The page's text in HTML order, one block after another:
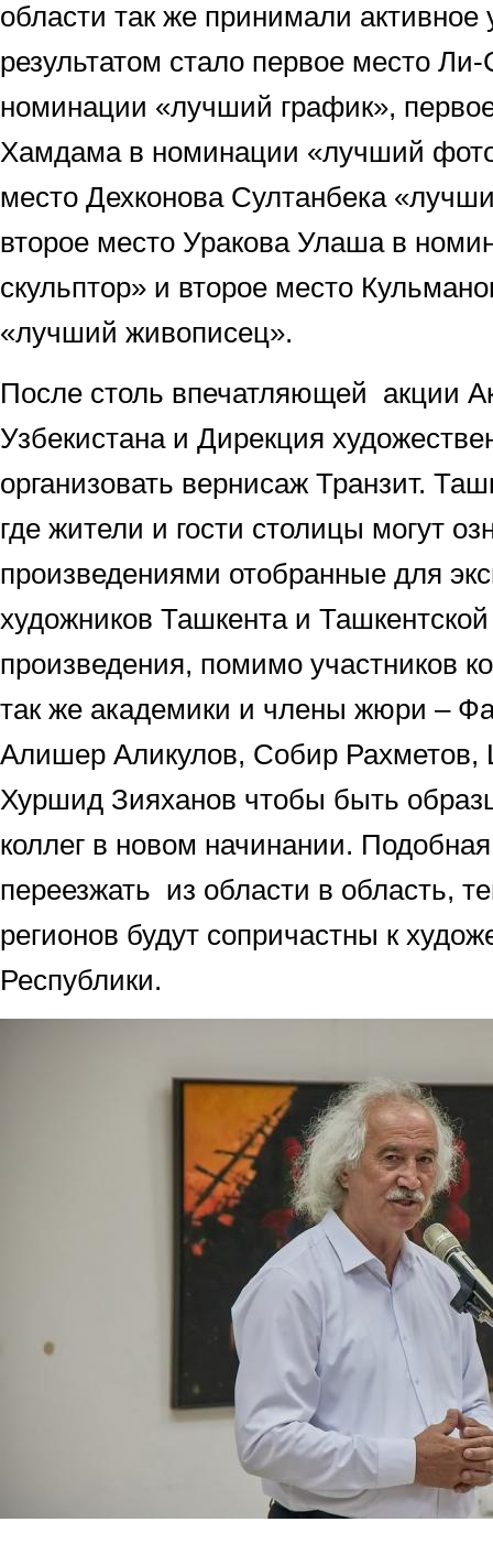
области так же принимали
результатом стало первое место
номинации «лучший график»,
Хамдама в номинации «лучший
место Дехконова Султанбека
второе место Уракова Улаша в
скульптор» и второе место
«лучший живописец».
После столь впечатляющей акции
Узбекистана и Дирекция
организовать вернисаж Транзит.
где жители и гости столицы могут
произведениями отобранные для
художников Ташкента и
произведения, помимо участников
так же академики и члены жюри –
Алишер Аликулов, Собир Рахметов,
Хуршид Зияханов чтобы быть
коллег в новом начинании.
переезжать из области в область,
регионов будут сопричастны к
Республики.